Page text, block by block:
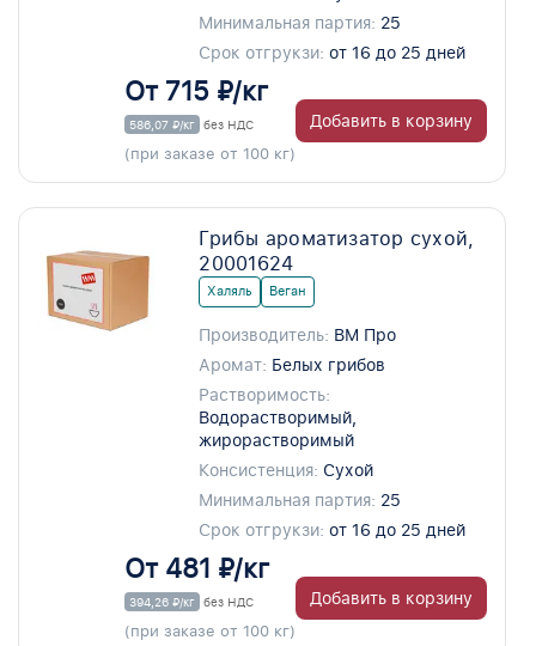
Минимальная партия: 25
Срок отгрукзи: от 16 до 25 дней
От 715 ₽/кг
586,07 ₽/кг без НДС
(при заказе от 100 кг)
Добавить в корзину
Грибы ароматизатор сухой,
20001624
Халяль Веган
Производитель: ВМ Про
Аромат: Белых грибов
Растворимость:
Водорастворимый,
жирорастворимый
Консистенция: Сухой
Минимальная партия: 25
Срок отгрукзи: от 16 до 25 дней
От 481 ₽/кг
394,26 ₽/кг без НДС
(при заказе от 100 кг)
Добавить в корзину